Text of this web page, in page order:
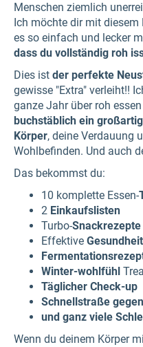
Menschen ziemlich
Ich möchte dir mit diesem
es so einfach und lecker
dass du vollständig roh
Dies ist der perfekte
gewisse "Extra" verleiht!!
ganze Jahr über roh
buchstäblich ein
Körper, deine Verdauung
Wohlbefinden. Und auch
Das bekommst du:
10 komplette Essen-
2 Einkaufslisten
Turbo-Snackrezepte
Effektive
Winter-wohlfühl
Täglicher Check-up
Schnellstraße
und ganz viele
Wenn du deinem Körper